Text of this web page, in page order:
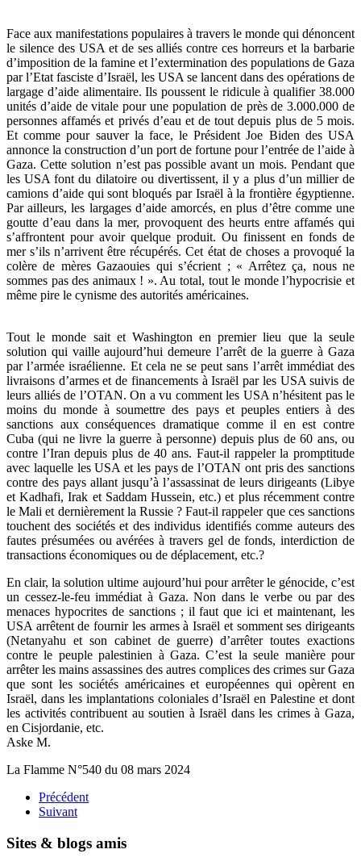
Face aux manifestations populaires à travers le monde qui dénoncent
le silence des USA et de ses alliés contre ces horreurs et la barbarie
d’imposition de la famine et l’extermination des populations de Gaza
par l’Etat fasciste d’Israël, les USA se lancent dans des opérations de
largage d’aide alimentaire. Ils poussent le ridicule à qualifier 38.000
unités d’aide de vitale pour une population de près de 3.000.000 de
personnes affamés et privés d’eau et de tout depuis plus de 5 mois.
Et comme pour sauver la face, le Président Joe Biden des USA
annonce la construction d’un port de fortune pour l’entrée de l’aide à
Gaza. Cette solution n’est pas possible avant un mois. Pendant que
les USA font du dilatoire ou divertissent, il y a plus d’un millier de
camions d’aide qui sont bloqués par Israël à la frontière égyptienne.
Par ailleurs, les largages d’aide amorcés, en plus d’être comme une
goutte d’eau dans la mer, provoquent des heurts entre affamés qui
s’affrontent pour avoir quelque produit. Ou finissent en fonds de
mer s’ils n’arrivent être récupérés. Cet état de choses a provoqué la
colère de mères Gazaouies qui s’écrient ; « Arrêtez ça, nous ne
sommes pas des animaux ! ». Au total, tout le monde l’hypocrisie et
même pire le cynisme des autorités américaines.
Tout le monde sait et Washington en premier lieu que la seule
solution qui vaille aujourd’hui demeure l’arrêt de la guerre à Gaza
par l’armée israélienne. Et cela ne se peut sans l’arrêt immédiat des
livraisons d’armes et de financements à Israël par les USA suivis de
leurs alliés de l’OTAN. On a vu comment les USA n’hésitent pas le
moins du monde à soumettre des pays et peuples entiers à des
sanctions aux conséquences dramatique comme il en est contre
Cuba (qui ne livre la guerre à personne) depuis plus de 60 ans, ou
contre l’Iran depuis plus de 40 ans. Faut-il rappeler la promptitude
avec laquelle les USA et les pays de l’OTAN ont pris des sanctions
contre des pays allant jusqu’à l’assassinat de leurs dirigeants (Libye
et Kadhafi, Irak et Saddam Hussein, etc.) et plus récemment contre
le Mali et dernièrement la Russie ? Faut-il rappeler que ces sanctions
touchent des sociétés et des individus identifiés comme auteurs des
fautes présumées ou avérées à travers gel de fonds, interdiction de
transactions économiques ou de déplacement, etc.?
En clair, la solution ultime aujourd’hui pour arrêter le génocide, c’est
un cessez-le-feu immédiat à Gaza. Non dans le verbe ou par des
menaces hypocrites de sanctions ; il faut que ici et maintenant, les
USA arrêtent de fournir les armes à Israël et somment ses dirigeants
(Netanyahu et son cabinet de guerre) d’arrêter toutes exactions
contre le peuple palestinien à Gaza. C’est la seule manière pour
arrêter les mains assassines des autres complices des crimes sur Gaza
que sont les sociétés américaines et européennes qui opèrent en
Israël, dans les implantations coloniales d’Israël en Palestine et dont
les activités contribuent au soutien à Israël dans les crimes à Gaza,
en Cisjordanie, etc.
Aske M.
La Flamme N°540 du 08 mars 2024
Précédent
Suivant
Sites & blogs amis